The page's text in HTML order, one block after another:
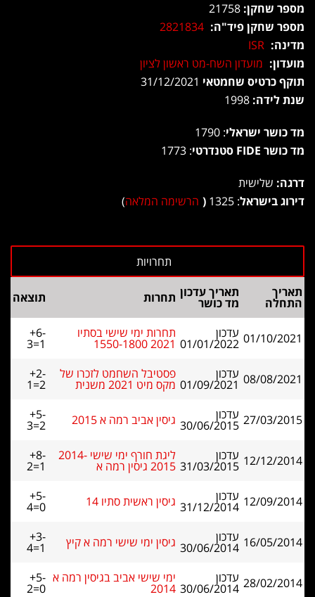
מספר שחקן:
מספר שחקן פיד"ה: 2821834
מדינה: ISR
מועדון: מועדון השח-מט ראשון לציון
תוקף כרטיס שחמטאי
שנת לידה:
מד כושר ישראלי: 1790
מד כושר FIDE סטנדרטי
: 1773
דרגה: שלישית
דירוג בישראל: 1325
( הרשימה המלאה)
תאריך
התחלה
תאריך עדכון
מד כושר תחרות תוצאה
01/10/2021 עדכון
01/01/2022
תחרות ימי שישי בסתיו
2021 1550-1800
+6-
3=1
08/08/2021 עדכון
01/09/2021
פסטיבל השחמט לזכרו של
מקס מיט 2021 משנית
+2-
1=2
27/03/2015 עדכון
30/06/2015 גיסין אביב רמה א 2015 +5-
3=2
12/12/2014 עדכון
31/03/2015
ליגת חורף ימי שישי 2014-
2015 גיסין רמה א
+8-
2=1
12/09/2014 עדכון
31/12/2014 גיסין ראשית סתיו 14 +5-
4=0
16/05/2014 עדכון
30/06/2014 גיסין ימי שישי רמה א קיץ +3-
4=1
28/02/2014 עדכון
30/06/2014
ימי שישי אביב בגיסין רמה א
2014
+5-
2=0